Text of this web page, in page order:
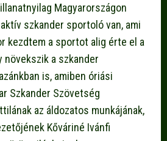
Magyarországon
szkander sportoló van, ami
kezdtem a sportot alig érte el a
növekszik a szkander
is, amiben óriási
Szkander Szövetség
az áldozatos munkájának,
Kőváriné Ivánfi